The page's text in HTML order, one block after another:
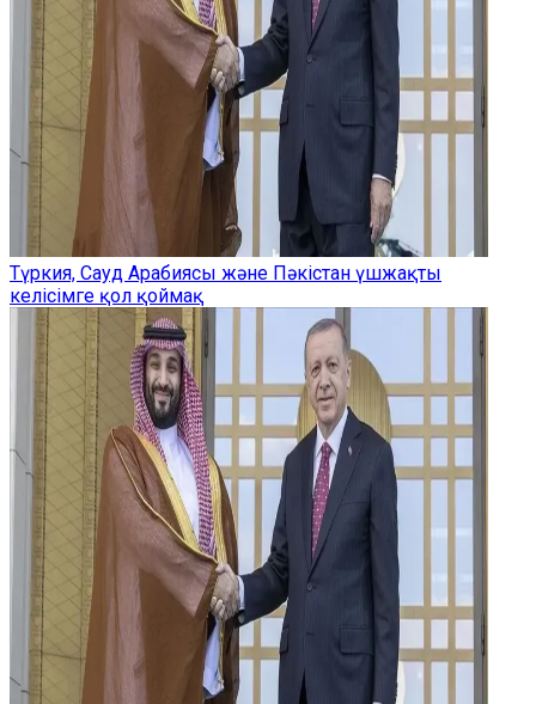
Түркия, Сауд Арабиясы және Пәкістан үшжақты
келісімге қол қоймақ